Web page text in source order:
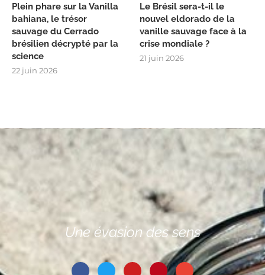
Plein phare sur la Vanilla
bahiana, le trésor
sauvage du Cerrado
brésilien décrypté par la
science
22 juin 2026
Le Brésil sera-t-il le
nouvel eldorado de la
vanille sauvage face à la
crise mondiale ?
21 juin 2026
Une évasion des sens